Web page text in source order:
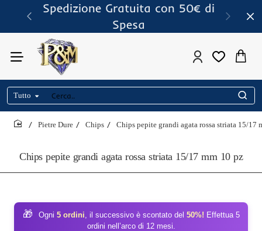
Spedizione Gratuita con 50€ di
Spesa
Tutto
Cerca..
Chips pepite grandi agata rossa striata 15/17 mm 10 pz
Pietre Dure Chips Chips pepite grandi agata rossa striata 15/17
🎁 Ogni 5 ordini, il successivo è scontato del 50%! Effettua 5
ordini nell’arco di 12 mesi.